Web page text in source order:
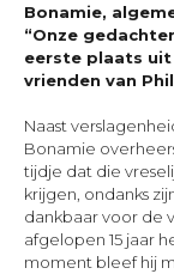
Bonamie,
“Onze
eerste plaats uit
vrienden van
Naast
Bonamie
tijdje dat die
krijgen, ondanks
dankbaar voor de
afgelopen 15 jaar
moment bleef hij